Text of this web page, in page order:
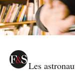
Les